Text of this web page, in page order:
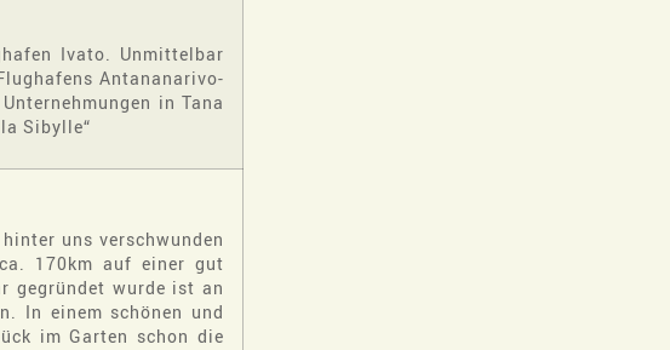
Ivato. Unmittelbar
Antananarivo-
in Tana
Sibylle“
uns verschwunden
170km auf einer gut
gegründet wurde ist an
In einem schönen und
im Garten schon die